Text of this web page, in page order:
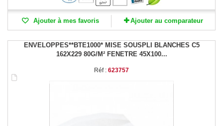
Ajouter à mes favoris Ajouter au comparateur
ENVELOPPES**BTE1000* MISE SOUSPLI BLANCHES C5
162X229 80G/M² FENETRE 45X100...
Réf : 623757